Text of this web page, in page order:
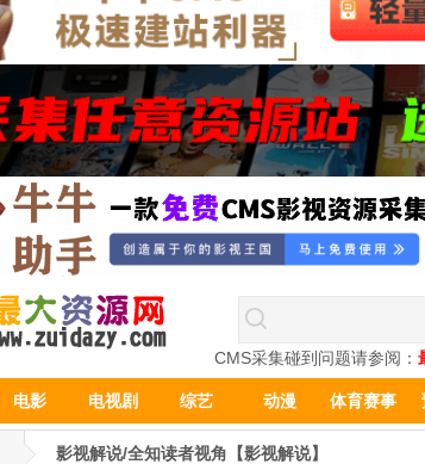
CMS采集碰到问题请参阅：
电影 电视剧 综艺 动漫 体育赛事
影视解说/全知读者视角【影视解说】